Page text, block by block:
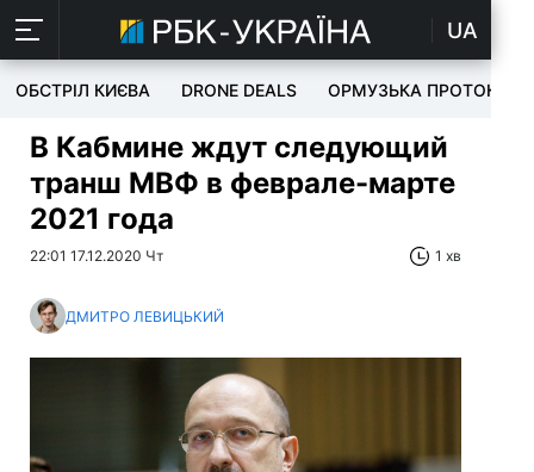
UA
ОБСТРІЛ КИЄВА DRONE DEALS ОРМУЗЬКА ПРОТОКА
В Кабмине ждут следующий
транш МВФ в феврале-марте
2021 года
22:01 17.12.2020 Чт 1 хв
ДМИТРО ЛЕВИЦЬКИЙ